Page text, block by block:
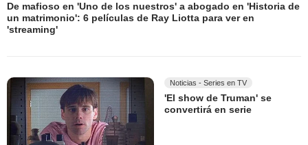
De mafioso en 'Uno de los nuestros' a abogado en 'Historia de
un matrimonio': 6 películas de Ray Liotta para ver en
'streaming'
Noticias - Series en TV
'El show de Truman' se
convertirá en serie